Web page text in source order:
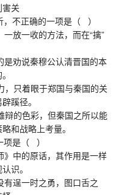
关
不正确的一项是（ ）
放一收的方法，而在“擒”
劝说秦穆公认清晋国的本
只着眼于郑国与秦国的关
蹊径。
的色彩，但秦国之所以能
和战略上考量。
是（ ）
中的原话，其作用是一样
识。
逞一时之勇，图口舌之